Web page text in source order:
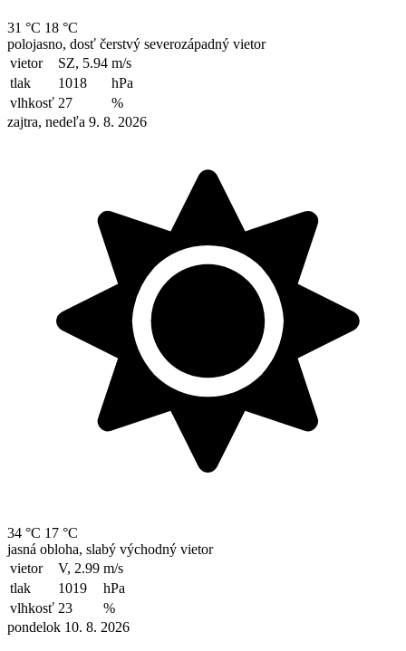
31 °C 18 °C
polojasno, dosť čerstvý severozápadný vietor
vietor
SZ, 5.94 m/s
tlak
1018
hPa
vlhkosť 27
%
zajtra, nedeľa 9. 8. 2026
34 °C 17 °C
jasná obloha, slabý východný vietor
vietor
V, 2.99 m/s
tlak
1019
hPa
vlhkosť 23
%
pondelok 10. 8. 2026